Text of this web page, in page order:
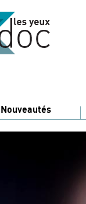
Nouveautés